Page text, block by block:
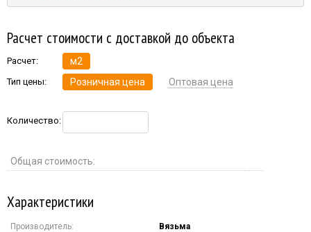
Расчет стоимости с доставкой до объекта
Расчет: м2
Тип цены: Розничная цена Оптовая цена
Количество:
Общая стоимость:
Характеристики
Производитель:
Вязьма